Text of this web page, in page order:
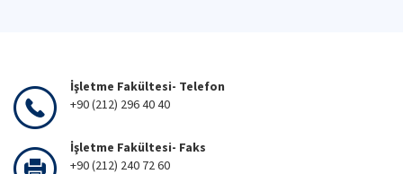
İşletme Fakültesi- Telefon
+90 (212) 296 40 40
İşletme Fakültesi- Faks
+90 (212) 240 72 60